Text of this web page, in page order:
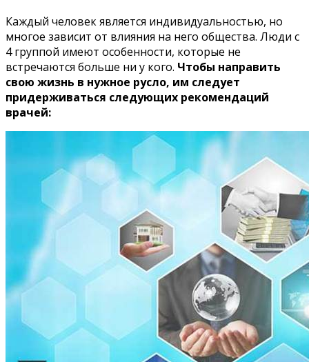
Каждый человек является индивидуальностью, но
многое зависит от влияния на него общества. Люди с
4 группой имеют особенности, которые не
встречаются больше ни у кого. Чтобы направить
свою жизнь в нужное русло, им следует
придерживаться следующих рекомендаций
врачей: